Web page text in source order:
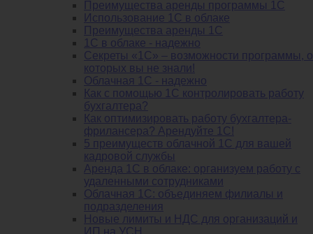
Преимущества аренды программы 1С
Использование 1С в облаке
Преимущества аренды 1С
1С в облаке - надежно
Секреты «1С» – возможности программы, о
которых вы не знали!
Облачная 1С - надежно
Как с помощью 1С контролировать работу
бухгалтера?
Как оптимизировать работу бухгалтера-
фрилансера? Арендуйте 1С!
5 преимуществ облачной 1С для вашей
кадровой службы
Аренда 1С в облаке: организуем работу с
удаленными сотрудниками
Облачная 1С: объединяем филиалы и
подразделения
Новые лимиты и НДС для организаций и
ИП на УСН